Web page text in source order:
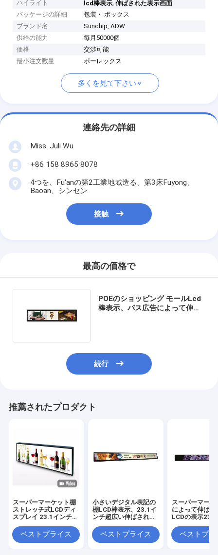
ハイライト lcd棒表示,伸ばされた表示画面
パッケージの詳細
包装・ ボックス
ブランド名
Sunchip, ADW
供給の能力
毎月50000個
価格
交渉可能
最小注文数量
ポーレックス
多くを見て下さい
連絡先の詳細
Miss. Juli Wu
+86 158 8965 8078
4つを、Fu'anの第2工業地域造る、第3床Fuyong、
Baoan、シンセン
接触
最高の価格で
POEのショッピング モールLcd
棒表示、バス広告によって伸ば
続行
推薦されたプロダクト
スーパーマーケット棚
ストレッチ式LCDディ
スプレイ 23.1インチ
POEベストプライス
小さいデジタル表記の
棚LCD棒表示、23.1イ
ンチ超広い伸ばされた
ベストプライス
スーパーマーケ
によって伸ばさ
LCDの表示
1920*158の決
ベストプラ